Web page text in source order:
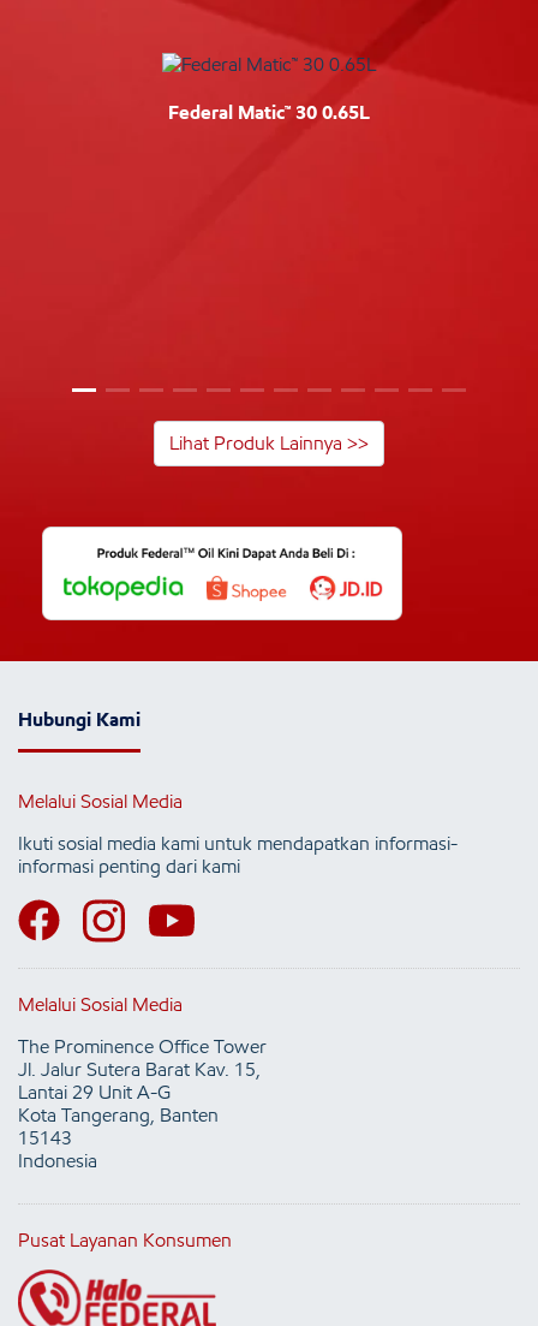
Federal Matic™ 30 0.65L
Lihat Produk Lainnya >>
Hubungi Kami
Melalui Sosial Media
Ikuti sosial media kami untuk mendapatkan informasi-
informasi penting dari kami
Melalui Sosial Media
The Prominence Office Tower
Jl. Jalur Sutera Barat Kav. 15,
Lantai 29 Unit A-G
Kota Tangerang, Banten
15143
Indonesia
Pusat Layanan Konsumen